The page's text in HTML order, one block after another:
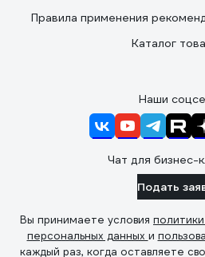
Правила применения
Каталог
Наши
Чат для бизнес-
Подать
Вы принимаете условия
персональных данных и
каждый раз, когда оставляете